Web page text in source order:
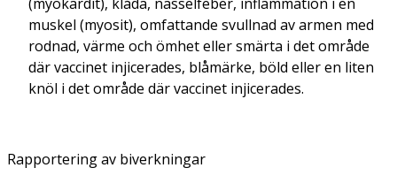
muskel (myosit), omfattande svullnad av armen med
rodnad, värme och ömhet eller smärta i det område
där vaccinet injicerades, blåmärke, böld eller en liten
knöl i det område där vaccinet injicerades.
Rapportering av biverkningar